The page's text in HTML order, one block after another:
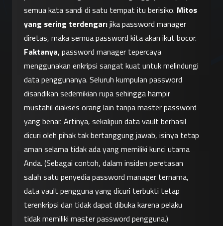
semua kata sandi di satu tempat itu berisiko. Mitos
yang sering terdengar: jika password manager
Faktanya, password manager tepercaya
menggunakan enkripsi sangat kuat untuk melindungi
data penggunanya. Seluruh kumpulan password
disandikan sedemikian rupa sehingga hampir
mustahil diakses orang lain tanpa master password
yang benar. Artinya, sekalipun data vault berhasil
dicuri oleh pihak tak bertanggung jawab, isinya tetap
aman selama tidak ada yang memiliki kunci utama
Anda. (Sebagai contoh, dalam insiden peretasan
salah satu penyedia password manager ternama,
data vault pengguna yang dicuri terbukti tetap
terenkripsi dan tidak dapat dibuka karena pelaku
tidak memiliki master password pengguna.)